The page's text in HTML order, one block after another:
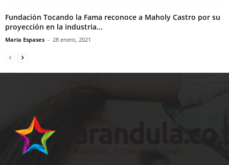
Fundación Tocando la Fama reconoce a Maholy Castro por su
proyección en la industria...
Maria Espases - 28 enero, 2021